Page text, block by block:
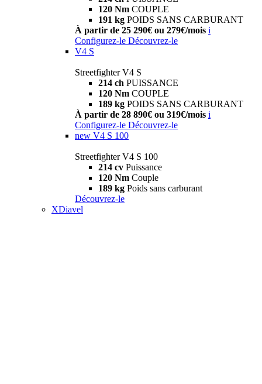
120 Nm COUPLE
191 kg POIDS SANS CARBURANT
À partir de 25 290€ ou 279€/mois i
Configurez-le Découvrez-le
V4 S
Streetfighter V4 S
214 ch PUISSANCE
120 Nm COUPLE
189 kg POIDS SANS CARBURANT
À partir de 28 890€ ou 319€/mois i
Configurez-le Découvrez-le
new V4 S 100
Streetfighter V4 S 100
214 cv Puissance
120 Nm Couple
189 kg Poids sans carburant
Découvrez-le
XDiavel